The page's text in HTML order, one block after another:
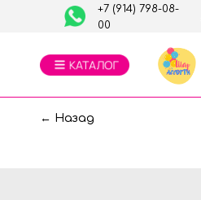
+7 (914) 798-08-
00
← Назад